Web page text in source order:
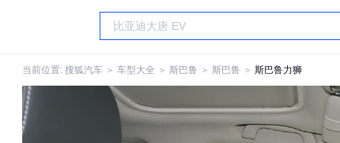
当前位置: 搜狐汽车 ＞ 车型大全 ＞ 斯巴鲁 ＞ 斯巴鲁 ＞ 斯巴鲁力狮